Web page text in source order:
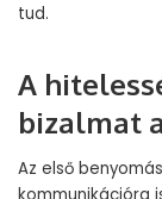
tud.
A
bizalmat
Az első